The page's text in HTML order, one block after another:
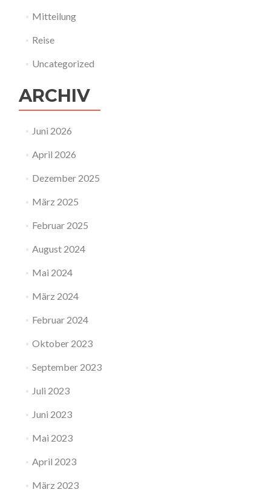
Mitteilung
Reise
Uncategorized
ARCHIV
Juni 2026
April 2026
Dezember 2025
März 2025
Februar 2025
August 2024
Mai 2024
März 2024
Februar 2024
Oktober 2023
September 2023
Juli 2023
Juni 2023
Mai 2023
April 2023
März 2023